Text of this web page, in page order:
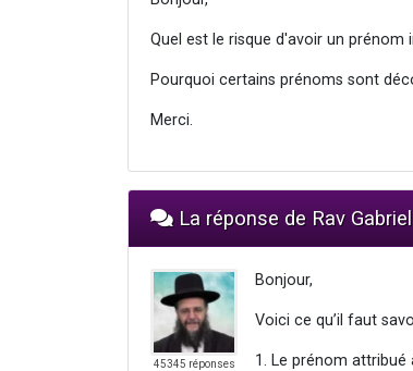
Quel est le risque d'avoir un prénom
Pourquoi certains prénoms sont
Merci.
La réponse de Rav Gabriel
45345 réponses
Bonjour,
Voici ce qu’il faut
1. Le prénom attribué